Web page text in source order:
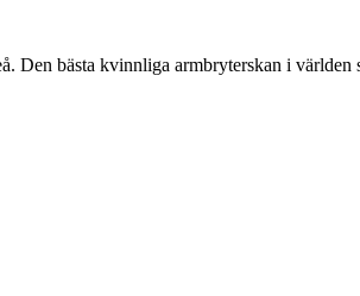
bästa kvinnliga armbryterskan i världen